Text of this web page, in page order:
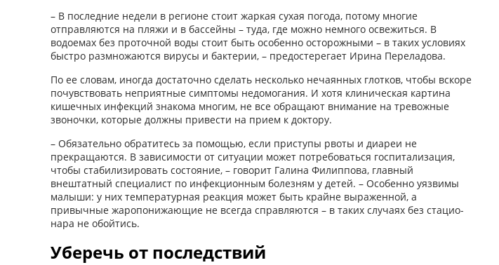
– В последние недели в регионе стоит жаркая сухая погода, потому многие
отправляются на пляжи и в бассейны – туда, где можно немного освежиться. В
водоемах без проточной воды стоит быть особенно осторожными – в таких условиях
быстро размножаются вирусы и бактерии, – предостерегает Ирина Переладова.
По ее словам, иногда достаточно сделать несколько нечаянных глотков, чтобы вскоре
почувствовать неприятные симптомы недомогания. И хотя клиническая картина
кишечных инфекций знакома многим, не все обращают внимание на тревожные
звоночки, которые должны привести на прием к доктору.
– Обязательно обратитесь за помощью, если приступы рвоты и диареи не
прекращаются. В зависимости от ситуации может потребоваться госпитализация,
чтобы стабилизировать состояние, – говорит Галина Филиппова, главный
внештатный специалист по инфекционным болезням у детей. – Особенно уязвимы
малыши: у них температурная реакция может быть крайне выраженной, а
привычные жаропонижающие не всегда справляются – в таких случаях без стацио­
нара не обойтись.
Уберечь от последствий